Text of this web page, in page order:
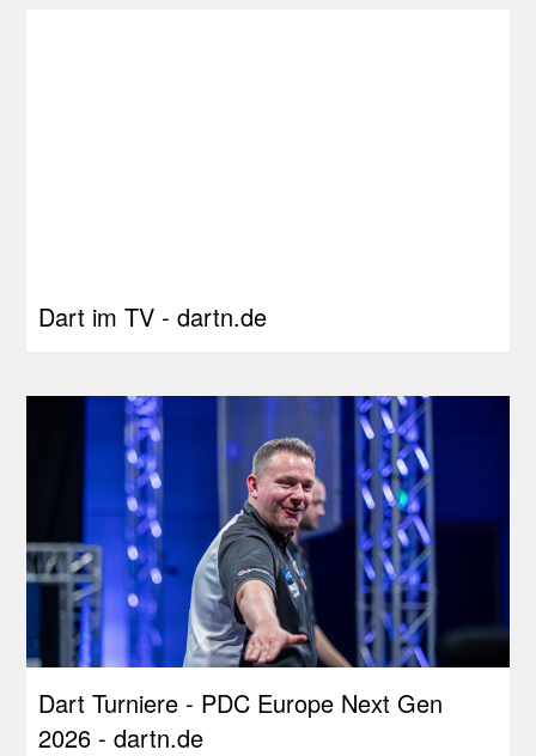
Dart im TV - dartn.de
Dart Turniere - PDC Europe Next Gen
2026 - dartn.de